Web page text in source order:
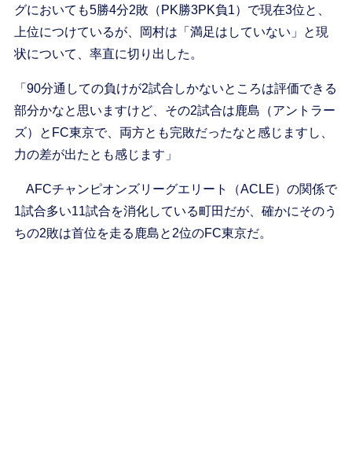
グにおいても5勝4分2敗（PK勝3PK負1）で現在3位と、
上位につけているが、岡村は「満足はしていない」と現
状について、率直に切り出した。
「90分通しての負けが2試合しかないところは評価できる
部分かなと思いますけど、その2試合は鹿島（アントラー
ズ）とFC東京で、両方とも完敗だったなと感じますし、
力の差が出たとも感じます」
AFCチャンピオンズリーグエリート（ACLE）の関係で
1試合多い11試合を消化している町田だが、確かにそのう
ちの2敗は首位を走る鹿島と2位のFC東京だ。